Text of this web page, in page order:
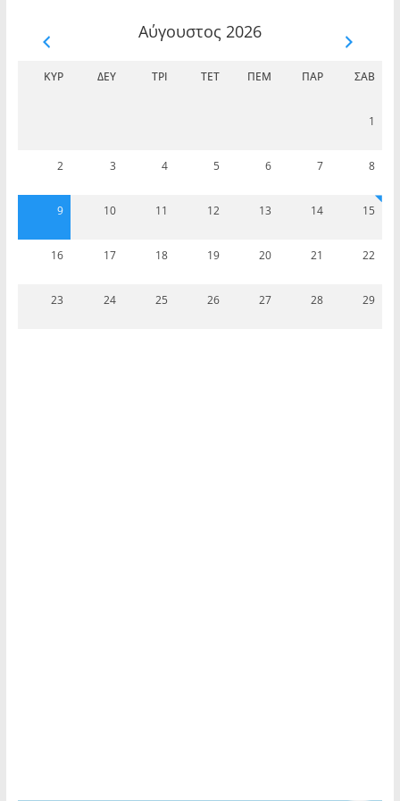
του Θεάτρου Βράχων
πρόσληψης προσωπικού ορισμένου χρόνου”.
Αύγουστος 2026
ΚΥΡ ΔΕΥ ΤΡΊ ΤΕΤ ΠΈΜ ΠΑΡ ΣΆΒ
1
2 3 4 5 6 7 8
9 10 11 12 13 14 15
16 17 18 19 20 21 22
23 24 25 26 27 28 29